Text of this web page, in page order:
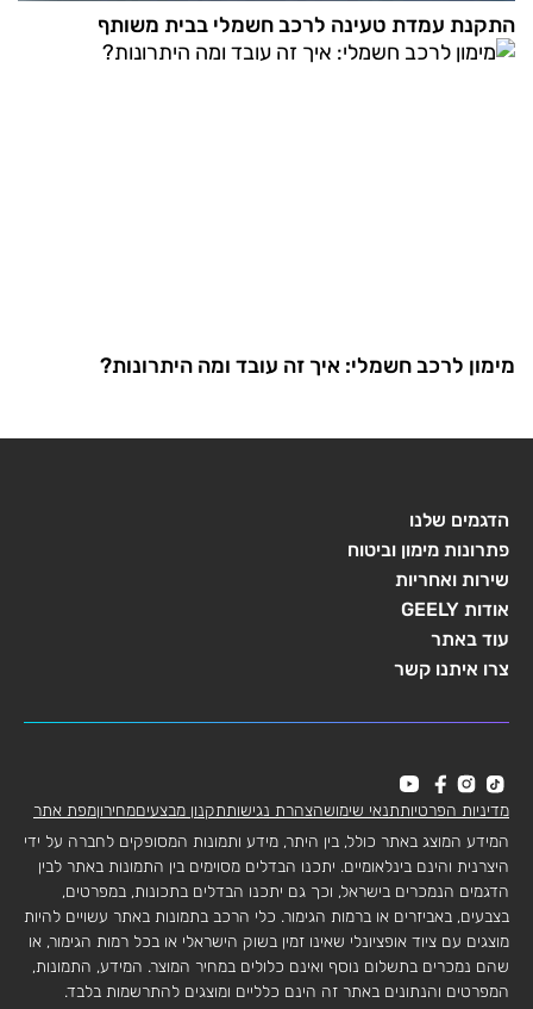
התקנת עמדת טעינה לרכב חשמלי בבית משותף
מימון לרכב חשמלי: איך זה עובד ומה היתרונות?
הדגמים שלנו
פתרונות מימון וביטוח
שירות ואחריות
אודות GEELY
עוד באתר
צרו איתנו קשר
מדיניות הפרטיותתנאי שימושהצהרת נגישותתקנון מבצעיםמחירוןמפת אתר
המידע המוצג באתר כולל, בין היתר, מידע ותמונות המסופקים לחברה על ידי
היצרנית והינם בינלאומיים. יתכנו הבדלים מסוימים בין התמונות באתר לבין
הדגמים הנמכרים בישראל, וכך גם יתכנו הבדלים בתכונות, במפרטים,
בצבעים, באביזרים או ברמות הגימור. כלי הרכב בתמונות באתר עשויים להיות
מוצגים עם ציוד אופציונלי שאינו זמין בשוק הישראלי או בכל רמות הגימור, או
שהם נמכרים בתשלום נוסף ואינם כלולים במחיר המוצר. המידע, התמונות,
המפרטים והנתונים באתר זה הינם כלליים ומוצגים להתרשמות בלבד.